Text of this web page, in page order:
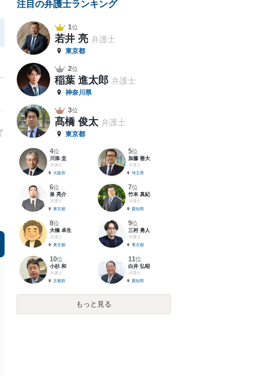
注目の弁護士ランキング
1位
若井 亮 弁護士
東京都
2位
稲葉 進太郎 弁護士
神奈川県
3位
髙橋 俊太 弁護士
東京都
4位
川添 圭
弁護士
大阪府
5位
加藤 善大
弁護士
埼玉県
6位
泉 亮介
弁護士
東京都
7位
竹本 真紀
弁護士
愛知県
8位
大橋 卓生
弁護士
東京都
9位
三村 勇人
弁護士
東京都
10位
小杉 和
弁護士
京都府
11位
白井 弘昭
弁護士
愛知県
もっと見る